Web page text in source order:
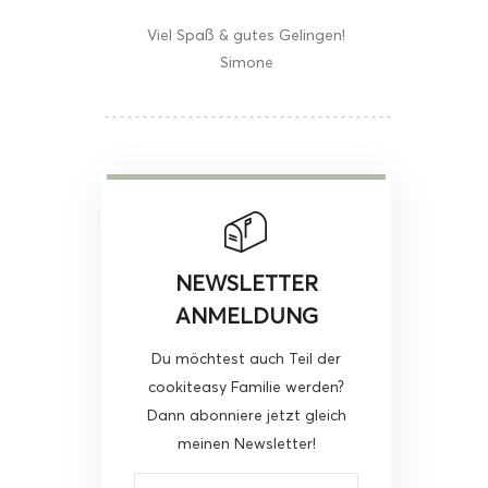
Viel Spaß & gutes Gelingen!
Simone
NEWSLETTER
ANMELDUNG
Du möchtest auch Teil der
cookiteasy Familie werden?
Dann abonniere jetzt gleich
meinen Newsletter!